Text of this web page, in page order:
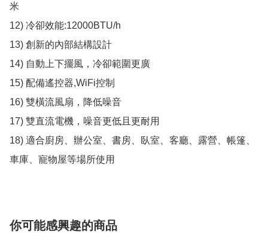
米
12) 冷卻效能:12000BTU/h
13) 創新的內部結構設計
14) 自動上下擺風，冷卻範圍更廣
15) 配備遙控器,WiFi控制
16) 雙橫流風扇，降低噪音
17) 雙直流電機，噪音更低且更耐用
18) 適合廚房、辦公室、書房、臥室、客廳、露營、帳篷、
車庫、寵物屋等場所使用
你可能感興趣的商品